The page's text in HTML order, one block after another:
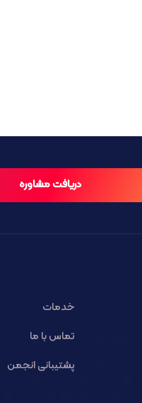
دریافت مشاوره
خدمات
تماس با ما
پشتیبانی انجمن